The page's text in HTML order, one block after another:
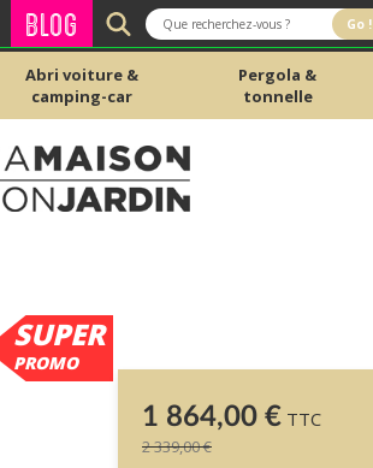
BLOG Go !
Abri voiture &
camping-car
Pergola &
tonnelle
SUPER
PROMO
1 864,00 € TTC
2 339,00 €